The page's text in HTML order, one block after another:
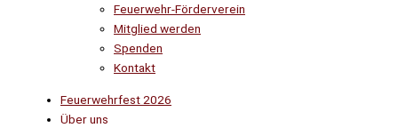
Feuerwehr-Förderverein
Mitglied werden
Spenden
Kontakt
Feuerwehrfest 2026
Über uns